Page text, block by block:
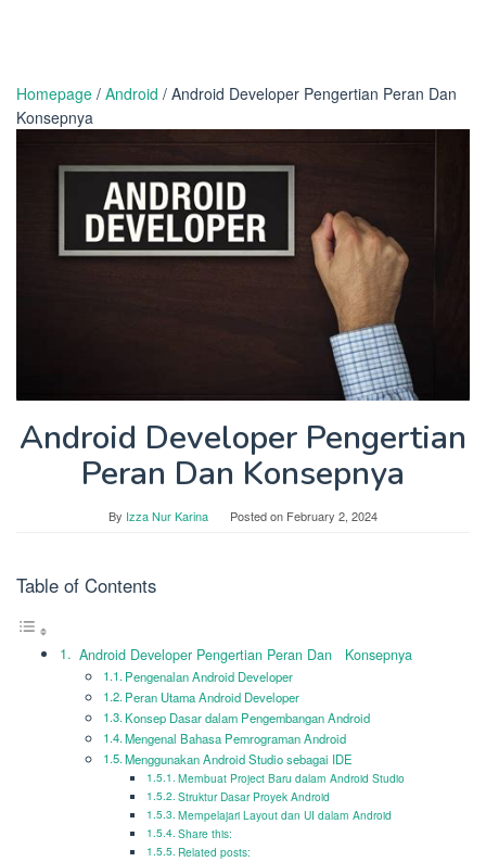
Homepage / Android / Android Developer Pengertian Peran Dan
Konsepnya
Android Developer Pengertian
Peran Dan Konsepnya
By Izza Nur Karina Posted on February 2, 2024
Table of Contents
Android Developer Pengertian Peran Dan Konsepnya
Pengenalan Android Developer
Peran Utama Android Developer
Konsep Dasar dalam Pengembangan Android
Mengenal Bahasa Pemrograman Android
Menggunakan Android Studio sebagai IDE
Membuat Project Baru dalam Android Studio
Struktur Dasar Proyek Android
Mempelajari Layout dan UI dalam Android
Share this:
Related posts: